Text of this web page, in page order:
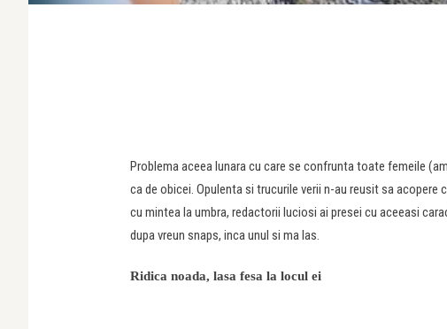
Problema aceea lunara cu care se confrunta toate femeile
ca de obicei. Opulenta si trucurile verii n-au reusit sa
cu mintea la umbra, redactorii luciosi ai presei cu aceeasi
dupa vreun snaps, inca unul si ma las.
Ridica noada, lasa fesa la locul ei